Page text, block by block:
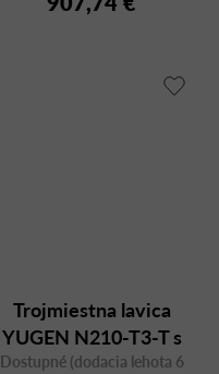
Trojmiestna lavica
YUGEN N210-T3-T s
odkladacím stolíkom
Dostupné (dodacia lehota 6